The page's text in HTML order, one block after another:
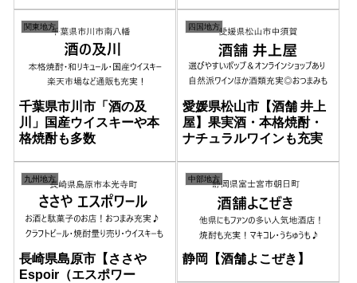
関東地方
千葉県市川市「酒の及
川」国産ウイスキーや本
格焼酎も多数
四国地方
愛媛県松山市【酒舗 井上
屋】果実酒・本格焼酎・
ナチュラルワインも充実
九州地方
長崎県島原市【ささや
Espoir（エスポワー
中部地方
静岡【酒舗よこぜき】